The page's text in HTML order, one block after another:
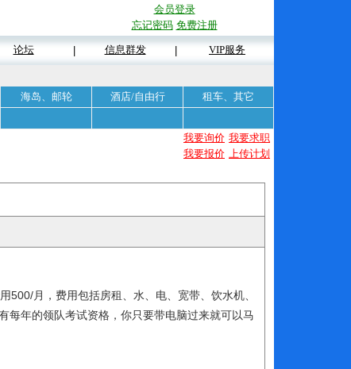
会员登录
忘记密码 免费注册
论坛 信息群发 VIP服务
海岛、邮轮 酒店/自由行
租车、其它
我要询价 我要求职
我要报价 上传计划
月，费用包括房租、水、电、宽带、饮水机、
每年的领队考试资格，你只要带电脑过来就可以马